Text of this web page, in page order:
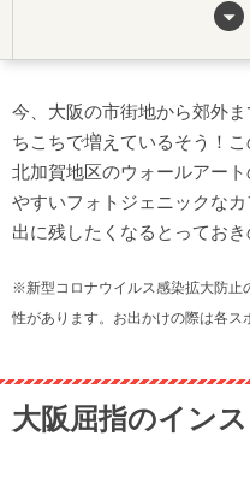
【中之島バラ園】春・秋
【ハーベストの丘】動物
アーティスティックな壁画
ア】
【工場の壁アート】アル
【酒谷星子さんのトリッ
【Dotmastersさんの路地
壁画
【NPO法人Co.to.hanaの
今、大阪の市街地から郊外
ちこちで増えているそう！
北加賀地区のウォールアー
やすいフォトジェニックな
出に残したくなるとってお
※新型コロナウイルス感染拡大防止
性があります。お出かけの際は各ス
大阪屈指のイン